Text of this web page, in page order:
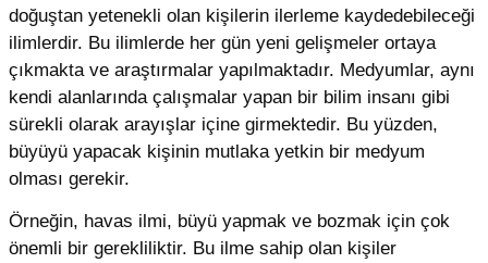
doğuştan yetenekli olan kişilerin ilerleme kaydedebileceği
ilimlerdir. Bu ilimlerde her gün yeni gelişmeler ortaya
çıkmakta ve araştırmalar yapılmaktadır. Medyumlar, aynı
kendi alanlarında çalışmalar yapan bir bilim insanı gibi
sürekli olarak arayışlar içine girmektedir. Bu yüzden,
büyüyü yapacak kişinin mutlaka yetkin bir medyum
olması gerekir.
Örneğin, havas ilmi, büyü yapmak ve bozmak için çok
önemli bir gerekliliktir. Bu ilme sahip olan kişiler